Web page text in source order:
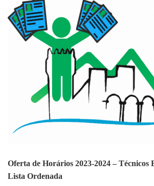
DE
HORÁRIOS
2023-
2024
TÉCNICOS
ESPECIALIZADOS
DEFINITIVA
Oferta de Horários 2023-2024 – Técnicos
Lista Ordenada